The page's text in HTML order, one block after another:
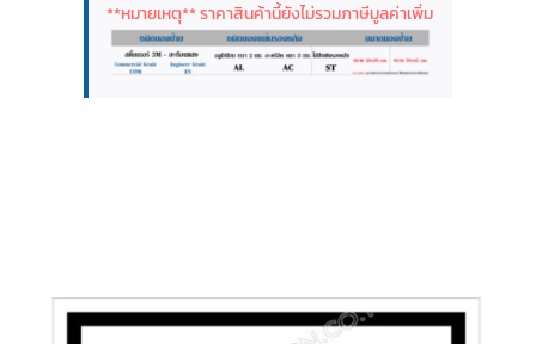
**หมายเหตุ** ราคาสินค้านี้ยังไม่รวมภาษีมูลค่าเพิ่ม